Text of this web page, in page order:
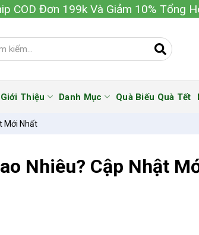
COD Đơn 199k Và Giảm 10% Tổng
Giới Thiệu Danh Mục Quà Biếu Quà Tết
Mới Nhất
Nhiêu? Cập Nhật